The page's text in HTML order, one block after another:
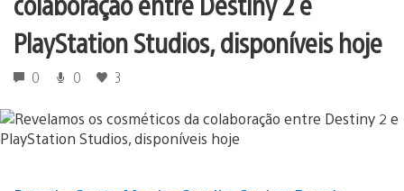
PlayStation Studios, disponíveis hoje
0 0 3